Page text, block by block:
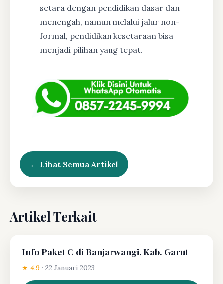
setara dengan pendidikan dasar dan
menengah, namun melalui jalur non-
formal, pendidikan kesetaraan bisa
menjadi pilihan yang tepat.
← Lihat Semua Artikel
Artikel Terkait
Info Paket C di Banjarwangi, Kab. Garut
★ 4.9 · 22 Januari 2023